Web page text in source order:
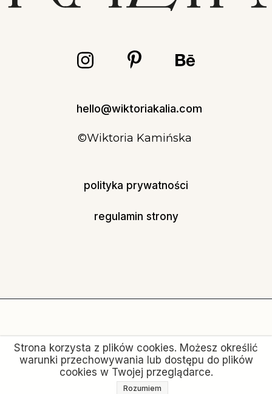
polityka prywatności
regulamin strony
hello@wiktoriakalia.com
©Wiktoria Kamińska
Strona korzysta z plików cookies. Możesz określić
warunki przechowywania lub dostępu do plików
cookies w Twojej przeglądarce.
Rozumiem